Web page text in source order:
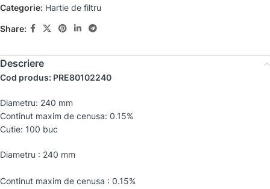
Categorie: Hartie de filtru
Share:
Descriere
Cod produs: PRE80102240
Diametru: 240 mm
Continut maxim de cenusa: 0.15%
Cutie: 100 buc
Diametru : 240 mm
Continut maxim de cenusa : 0.15%